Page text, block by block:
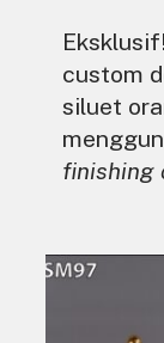
custom
siluet
finishing